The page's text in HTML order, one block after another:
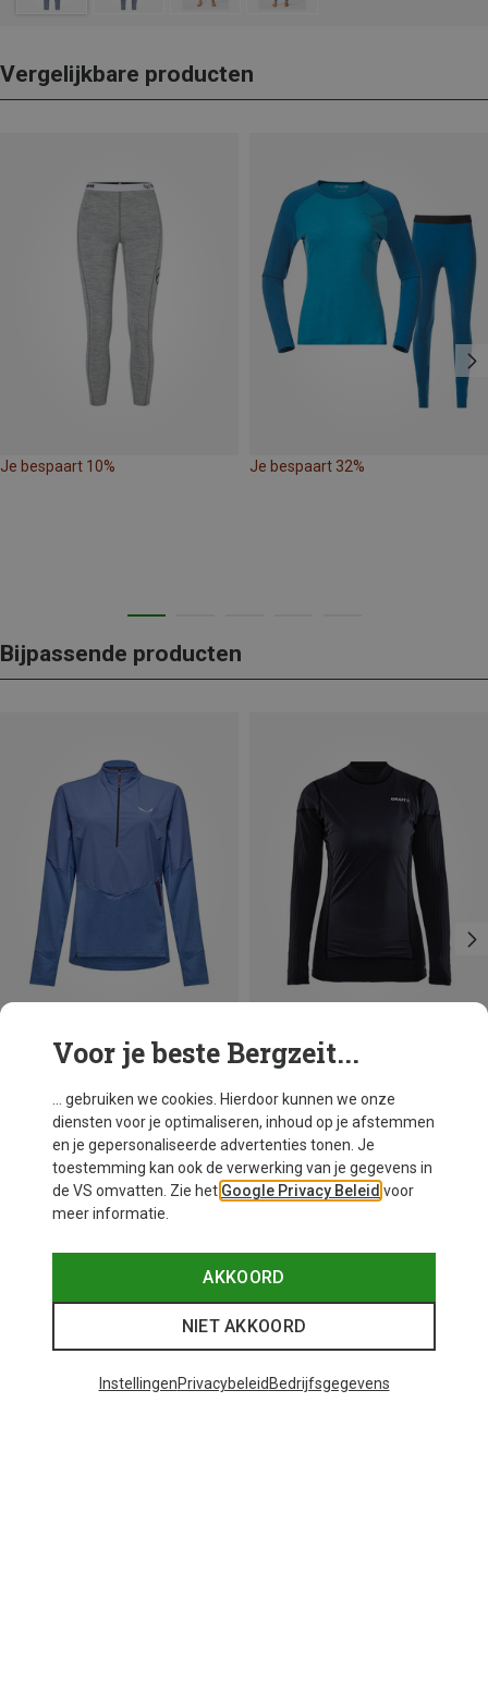
Vergelijkbare producten
Je bespaart 10% Je bespaart 32%
Bijpassende producten
Maten
Dames Pedroc Dry Wind Half Zip Longsleeve
S M
Je bespaart 26%
Voor je beste Bergzeit...
... gebruiken we cookies. Hierdoor kunnen we onze
diensten voor je optimaliseren, inhoud op je afstemmen
en je gepersonaliseerde advertenties tonen. Je
toestemming kan ook de verwerking van je gegevens in
de VS omvatten. Zie het Google Privacy Beleid voor
meer informatie.
AKKOORD
NIET AKKOORD
InstellingenPrivacybeleid Bedrijfsgegevens